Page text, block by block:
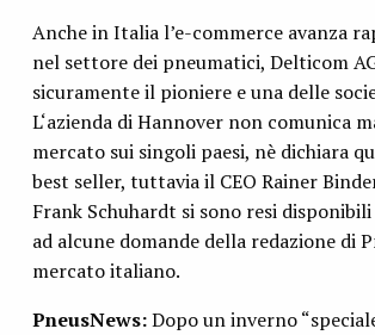
Anche in Italia l’e-commerce avanza
nel settore dei pneumatici, Delticom
sicuramente il pioniere e una delle
L‘azienda di Hannover non comunica
mercato sui singoli paesi, nè dichiara
best seller, tuttavia il CEO Rainer
Frank Schuhardt si sono resi
ad alcune domande della redazione di
mercato italiano.
PneusNews:Dopo un inverno